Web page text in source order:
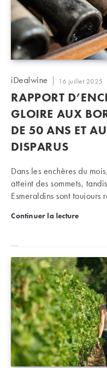
Auteur/autrice
la
publication :
iDealwine
Publication
publiée :
16 juillet 2025
RAPPORT
GLOIRE AUX
DE 50 ANS ET
DISPARUS
Dans les enchères du
atteint des sommets,
Esmeraldins sont toujours
Continuer la lectureRapport